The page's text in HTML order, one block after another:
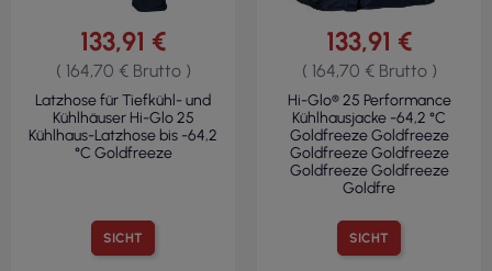
SICHT
133,91 €
( 164,70 € Brutto )
Latzhose für Tiefkühl- und
Kühlhäuser Hi-Glo 25
Kühlhaus-Latzhose bis -64,2
°C Goldfreeze
SICHT
133,91 €
( 164,70 € Brutto )
Hi-Glo® 25 Performance
Kühlhausjacke -64,2 °C
Goldfreeze Goldfreeze
Goldfreeze Goldfreeze
Goldfreeze Goldfreeze
Goldfre